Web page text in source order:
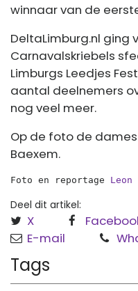
winnaar van de
DeltaLimburg.nl ging
Carnavalskriebels
Limburgs Leedjes
aantal deelnemers
nog veel meer.
Op de foto de dames
Baexem.
Foto en reportage
Deel dit artikel:
X
E-mail
Tags